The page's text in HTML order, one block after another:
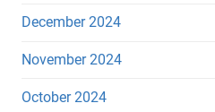
December 2024
November 2024
October 2024